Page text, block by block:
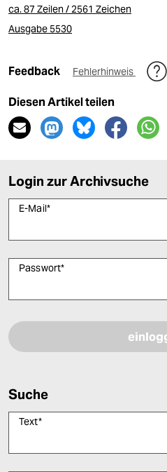
ca. 87 Zeilen / 2561 Zeichen
Ausgabe 5530
Feedback Fehlerhinweis
Diesen Artikel teilen
Login zur Archivsuche
E-Mail*
Passwort*
Suche
Text*